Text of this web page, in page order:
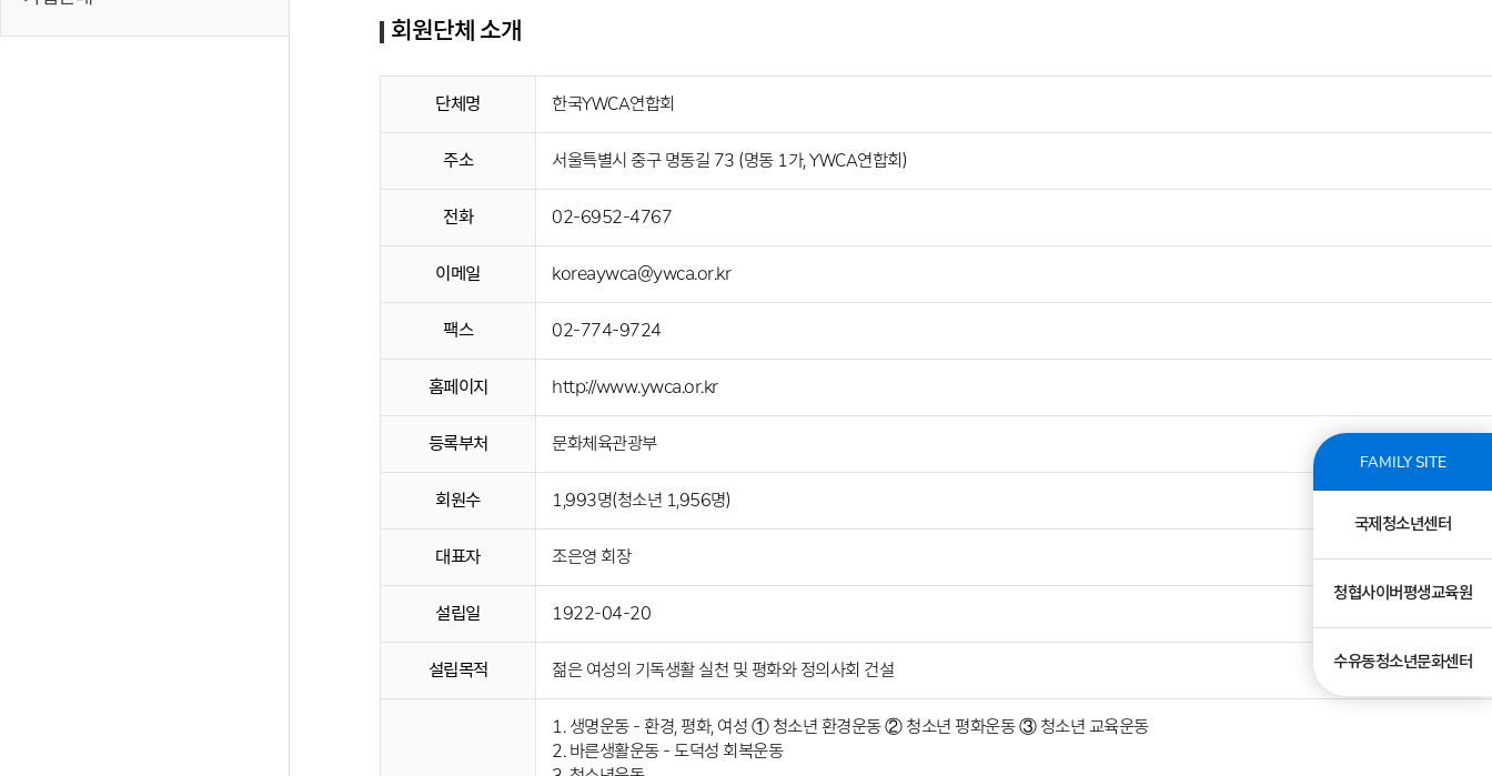
FAMILY SITE
국제청소년센터
청협사이버평생교육원
수유동청소년문화센터
회원단체 소개
단체명 한국YWCA연합회
주소 서울특별시 중구 명동길 73 (명동 1가, YWCA연합회)
전화 02-6952-4767
이메일 koreaywca@ywca.or.kr
팩스 02-774-9724
홈페이지 http://www.ywca.or.kr
등록부처 문화체육관광부
회원수 1,993명(청소년 1,956명)
대표자 조은영 회장
설립일 1922-04-20
설립목적 젊은 여성의 기독생활 실천 및 평화와 정의사회 건설
1. 생명운동 - 환경, 평화, 여성 ① 청소년 환경운동 ② 청소년 평화운동 ③ 청소년 교육운동
2. 바른생활운동 - 도덕성 회복운동